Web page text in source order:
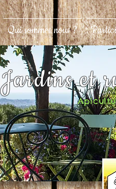
Qui sommes nous ?
Jardins et